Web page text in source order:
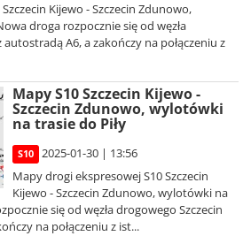
Kijewo - Szczecin Zdunowo,
droga rozpocznie się od węzła
A6, a zakończy na połączeniu z
Mapy S10 Szczecin Kijewo -
Szczecin Zdunowo, wylotówki
na trasie do Piły
S10
2025-01-30 | 13:56
Mapy drogi ekspresowej S10 Szczecin
Kijewo - Szczecin Zdunowo, wylotówki na
się od węzła drogowego Szczecin
na połączeniu z ist...